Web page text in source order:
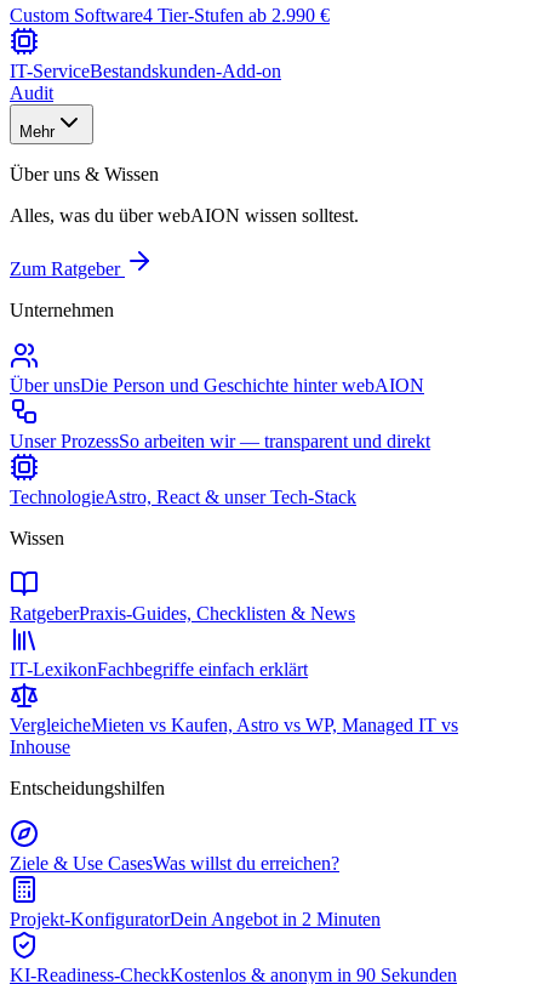
Custom Software4 Tier-Stufen ab 2.990 €
IT-ServiceBestandskunden-Add-on
Audit
Mehr
Über uns & Wissen
Alles, was du über webAION wissen solltest.
Zum Ratgeber
Unternehmen
Über unsDie Person und Geschichte hinter webAION
Unser ProzessSo arbeiten wir — transparent und direkt
TechnologieAstro, React & unser Tech-Stack
Wissen
RatgeberPraxis-Guides, Checklisten & News
IT-LexikonFachbegriffe einfach erklärt
VergleicheMieten vs Kaufen, Astro vs WP, Managed IT vs
Inhouse
Entscheidungshilfen
Ziele & Use CasesWas willst du erreichen?
Projekt-KonfiguratorDein Angebot in 2 Minuten
KI-Readiness-CheckKostenlos & anonym in 90 Sekunden